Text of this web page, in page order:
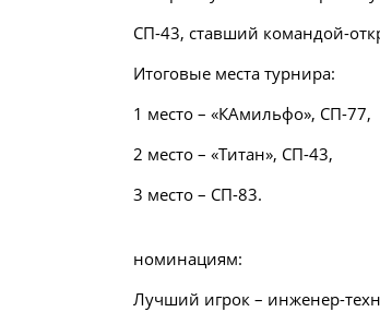
СП-43, ставший командой-
Итоговые места турнира:
1 место – «КАмильфо», СП-77,
2 место – «Титан», СП-43,
3 место – СП-83.
номинациям:
Лучший игрок – инженер-